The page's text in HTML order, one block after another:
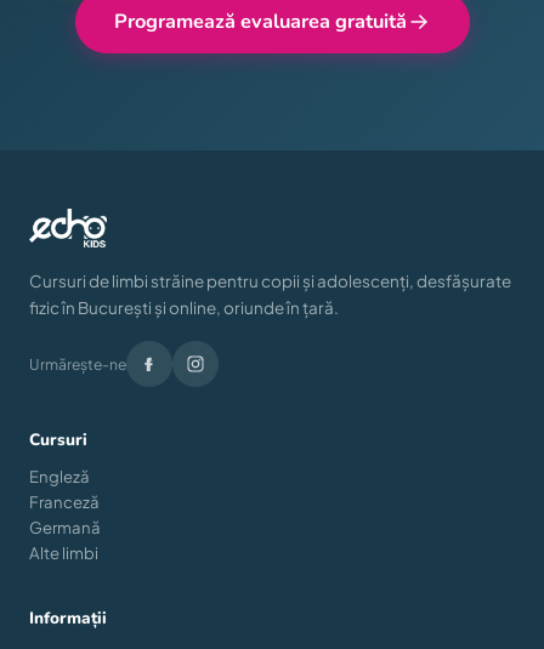
Programează evaluarea gratuită
Cursuri de limbi străine pentru copii și adolescenți, desfășurate
fizic în București și online, oriunde în țară.
Urmărește-ne
Cursuri
Engleză
Franceză
Germană
Alte limbi
Informații